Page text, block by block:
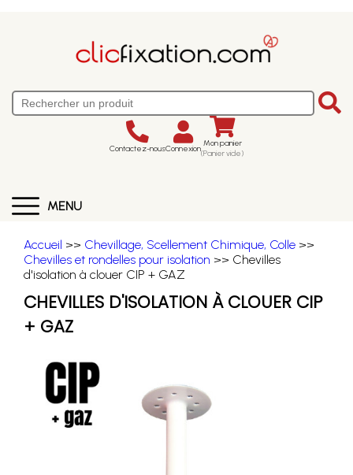
Contactez-nousConnexion Mon panier
(Panier vide)
MENU
Accueil >> Chevillage, Scellement Chimique, Colle >>
Chevilles et rondelles pour isolation >> Chevilles
d'isolation à clouer CIP + GAZ
CHEVILLES D'ISOLATION À CLOUER CIP
+ GAZ